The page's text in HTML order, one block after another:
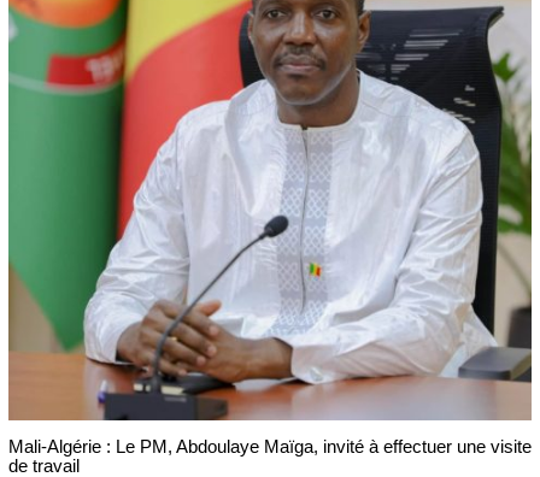
Mali-Algérie : Le PM, Abdoulaye Maïga, invité à effectuer une visite
de travail